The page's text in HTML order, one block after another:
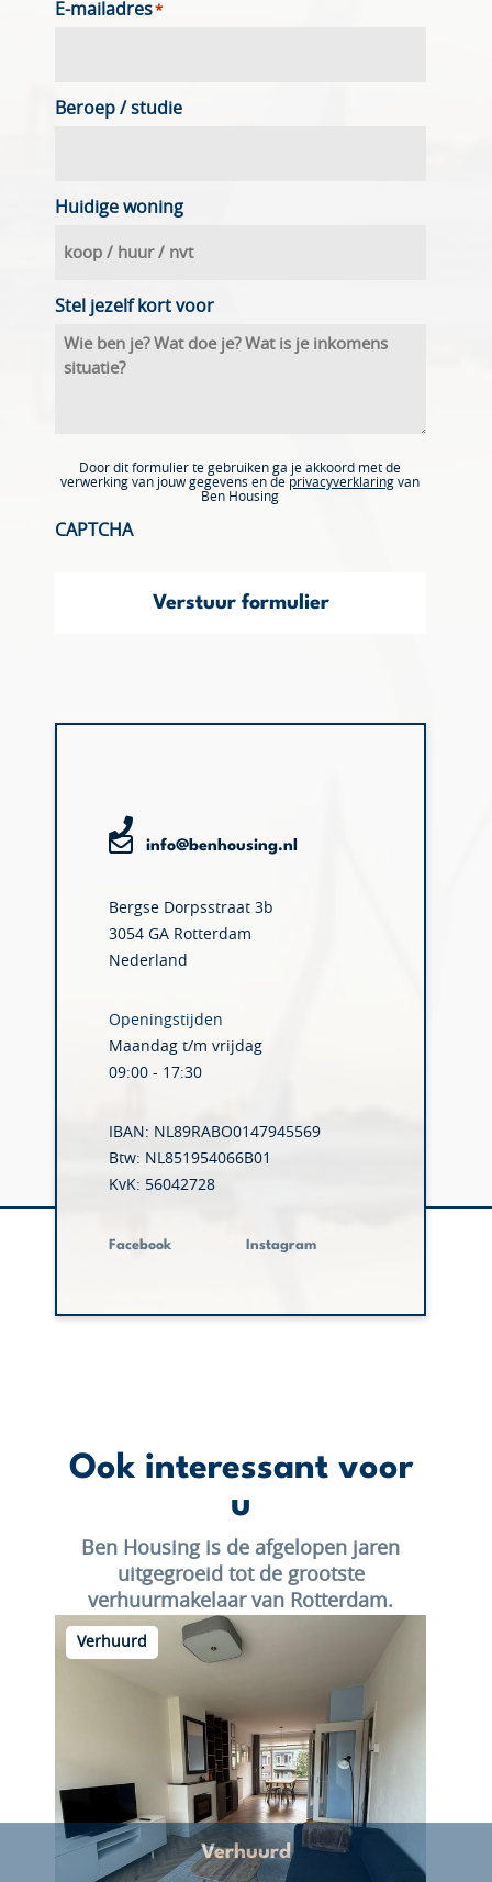
Verhuurd
E-mailadres*
Beroep / studie
Huidige woning
Stel jezelf kort voor
Door dit formulier te gebruiken ga je akkoord met de
verwerking van jouw gegevens en de privacyverklaring van
Ben Housing
CAPTCHA
Verstuur formulier
info@benhousing.nl
Bergse Dorpsstraat 3b
3054 GA Rotterdam
Nederland
Openingstijden
Maandag t/m vrijdag
09:00 - 17:30
IBAN: NL89RABO0147945569
Btw: NL851954066B01
KvK: 56042728
Facebook Instagram
Ook interessant voor
u
Ben Housing is de afgelopen jaren
uitgegroeid tot de grootste
verhuurmakelaar van Rotterdam.
Verhuurd